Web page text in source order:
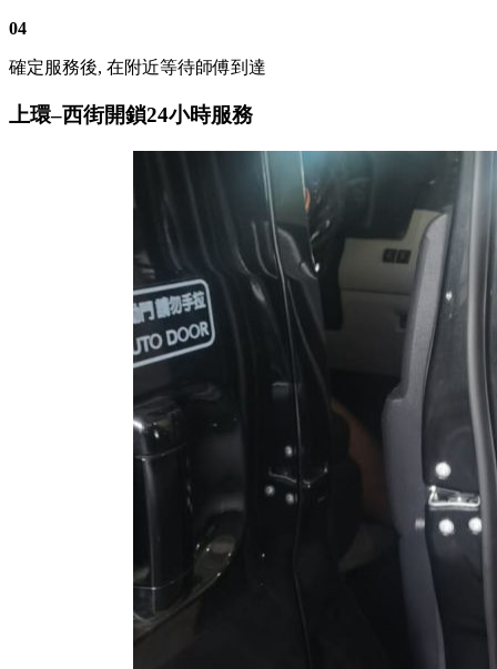
04
確定服務後, 在附近等待師傅到達
上環–西街開鎖24小時服務